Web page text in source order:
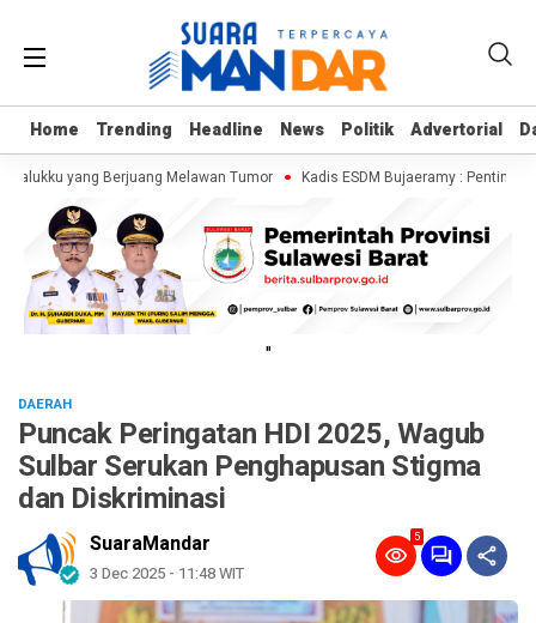
Home Trending Headline News Politik Advertorial
Home Trending Headline News Politik Advertorial
yang Berjuang Melawan Tumor Kadis ESDM Bujaeramy :
"
DAERAH
Puncak Peringatan HDI 2025, Wagub
Sulbar Serukan Penghapusan Stigma
dan Diskriminasi
SuaraMandar
3 Dec 2025 - 11:48 WIT
5